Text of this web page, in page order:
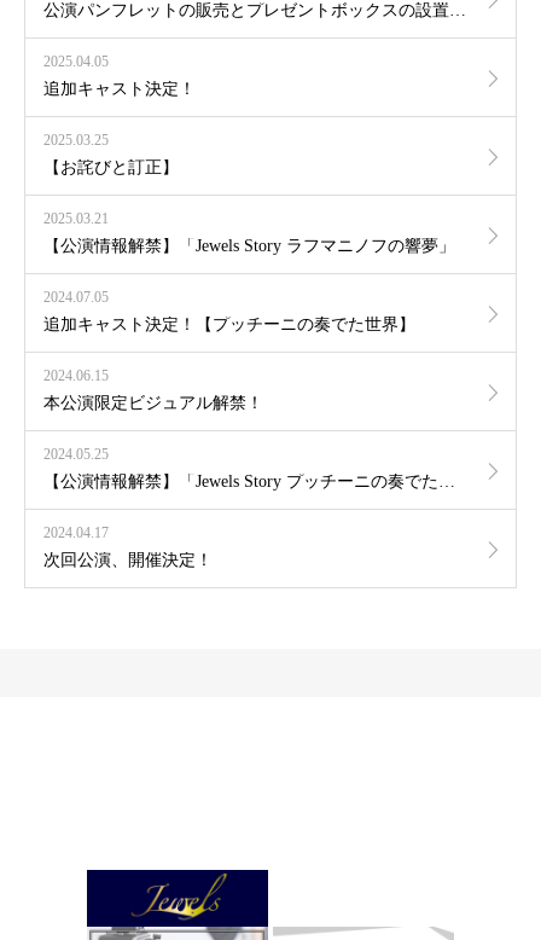
2025.04.05
追加キャスト決定！
2025.03.25
【お詫びと訂正】
2025.03.21
【公演情報解禁】「Jewels Story ラフマニノフの響夢」
2024.07.05
追加キャスト決定！【プッチーニの奏でた世界】
2024.06.15
本公演限定ビジュアル解禁！
2024.05.25
2024.04.17
次回公演、開催決定！